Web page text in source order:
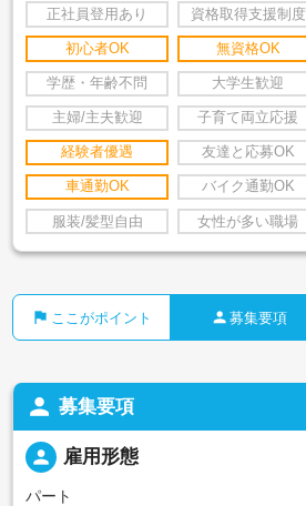
正社員登用あり 資格取得支援制度
初心者OK 無資格OK
学歴・年齢不問 大学生歓迎
主婦/主夫歓迎 子育て両立応援
経験者優遇 友達と応募OK
車通勤OK バイク通勤OK
服装/髪型自由 女性が多い職場
flag ここがポイント person 募集要項
person 募集要項
person 雇用形態
パート